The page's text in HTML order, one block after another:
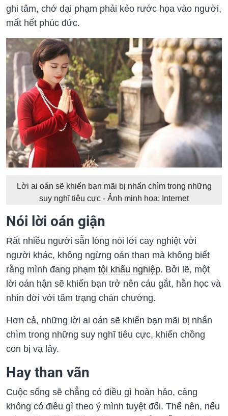
ghi tâm, chớ dại phạm phải kẻo rước họa vào người,
mất hết phúc đức.
Lời ai oán sẽ khiến bạn mãi bị nhấn chìm trong những
suy nghĩ tiêu cực - Ảnh minh họa: Internet
Nói lời oán giận
Rất nhiều người sẵn lòng nói lời cay nghiệt với
người khác, không ngừng oán than mà không biết
rằng mình đang phạm tội khẩu nghiệp. Bởi lẽ, một
lời oán hận sẽ khiến bạn trở nên cáu gắt, hằn học và
nhìn đời với tâm trạng chán chường.
Hơn cả, những lời ai oán sẽ khiến bạn mãi bị nhấn
chìm trong những suy nghĩ tiêu cực, khiến chồng
con bị vạ lây.
Hay than vãn
Cuộc sống sẽ chẳng có điều gì hoàn hảo, càng
không có điều gì theo ý mình tuyệt đối. Thế nên, nếu